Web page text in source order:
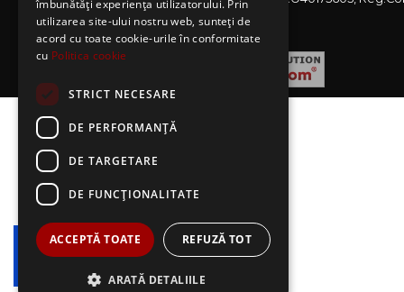
J08/2727/2018
îmbunătăți experiența utilizatorului. Prin
utilizarea site-ului nostru web, sunteți de
acord cu toate cookie-urile în conformitate
cu Politica cookie
STRICT NECESARE
DE PERFORMANȚĂ
DE TARGETARE
DE FUNCŢIONALITATE
ACCEPTĂ TOATE REFUZĂ TOT
ARATĂ DETALIILE